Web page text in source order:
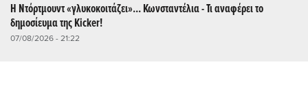
Η Ντόρτμουντ «γλυκοκοιτάζει»... Κωνσταντέλια - Τι αναφέρει το
δημοσίευμα της Kicker!
07/08/2026 - 21:22